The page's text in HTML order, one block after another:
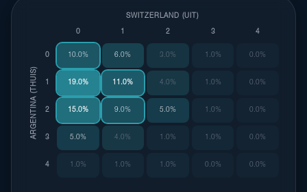
SWITZERLAND (UIT)
ARGENTINA (THUIS)
0 1 2 3 4
0 10.0% 6.0% 3.0% 1.0% 0.0%
19.0% 11.0% 4.0% 1.0% 0.0%
2 15.0% 9.0% 5.0% 1.0% 0.0%
3 5.0% 4.0% 1.0% 1.0% 0.0%
4 1.0% 1.0% 1.0% 0.0% 0.0%